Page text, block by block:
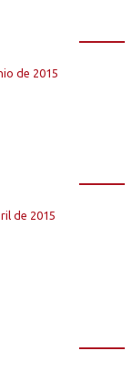
de 2015
de 2015